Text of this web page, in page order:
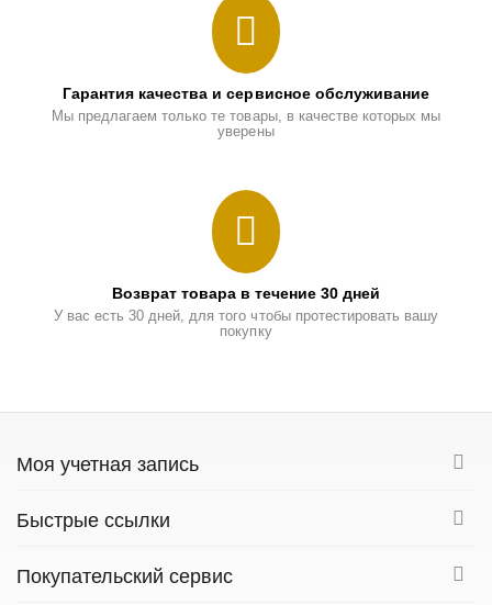
Гарантия качества и сервисное обслуживание
Мы предлагаем только те товары, в качестве которых мы
уверены
Возврат товара в течение 30 дней
У вас есть 30 дней, для того чтобы протестировать вашу
покупку
Моя учетная запись
Быстрые ссылки
Покупательский сервис